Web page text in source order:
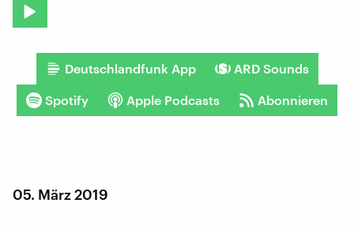
Deutschlandfunk App ARD Sounds
Spotify Apple Podcasts Abonnieren
05. März 2019